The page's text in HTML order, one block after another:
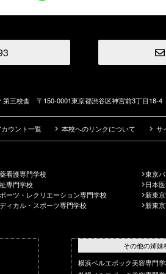
三校舎 〒150-0001東京都渋谷区神宮前3丁目18-4
ウント一覧 本校へのリンクについて サ
看護専門学校
専門学校
ーツ・レクリエーション専門学校
ィカル・スポーツ専門学校
東京
日本
新東
新東
その他の姉妹
横浜ベルエポック美容専門